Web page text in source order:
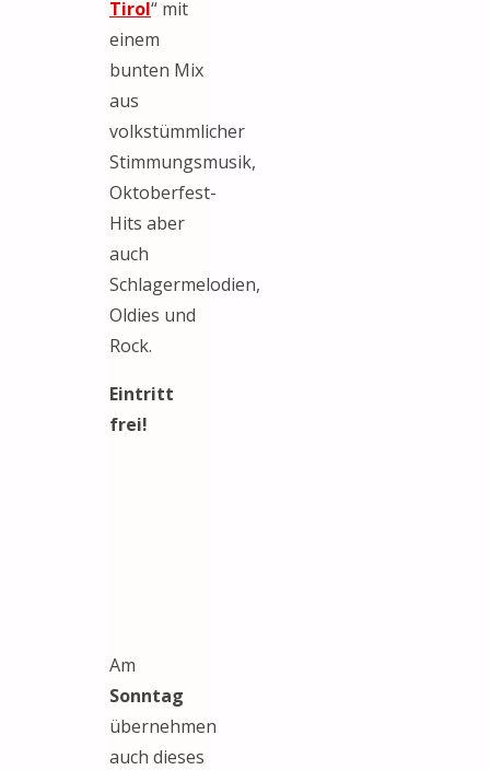
Tirol“ mit
einem
bunten Mix
aus
volkstümmlicher
Stimmungsmusik,
Oktoberfest-
Hits aber
auch
Schlagermelodien,
Oldies und
Rock.
Eintritt
frei!
Am
Sonntag
übernehmen
auch dieses